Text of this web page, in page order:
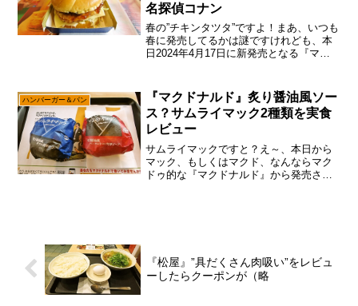
名探偵コナン
春の”チキンタツタ”ですよ！まあ、いつも
春に発売してるかは謎ですけれども、本
日2024年4月17日に新発売となる『マク
かなと。嘘です。本当は同じく本日オー
プンとなる『...
ハンバーガー＆パン
『マクドナルド』炙り醤油風ソー
ス？サムライマック2種類を実食
レビュー
サムライマックですと？え～、本日から
マック、もしくはマクド、なんならマク
ドゥ的な『マクドナルド』から発売され
『松屋』”具だくさん肉吸い”をレビュ
ーしたらクーポンが（略